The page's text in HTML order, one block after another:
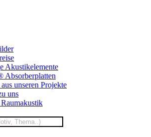
Akustikelemente
Absorberplatten
unseren Projekte
uns